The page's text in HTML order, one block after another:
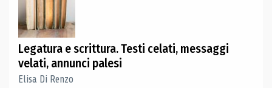
Legatura e scrittura. Testi celati, messaggi
velati, annunci palesi
Elisa Di Renzo